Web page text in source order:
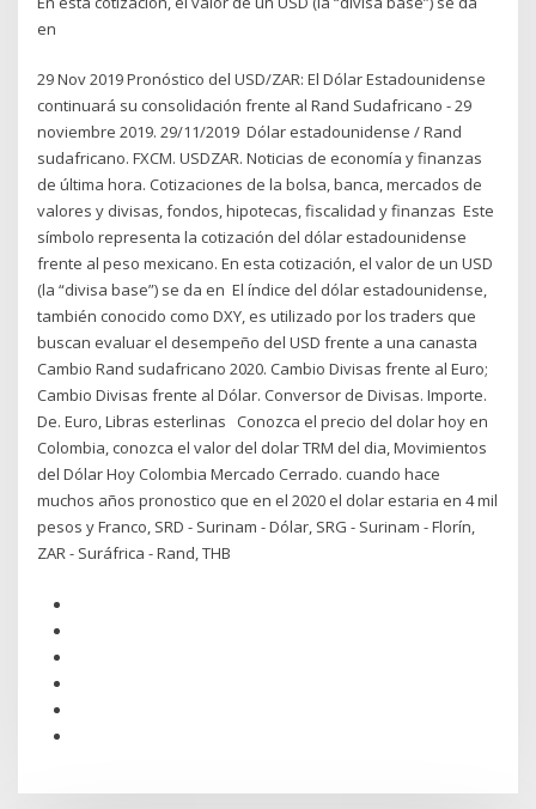
en
29 Nov 2019 Pronóstico del USD/ZAR: El Dólar Estadounidense
continuará su consolidación frente al Rand Sudafricano - 29
noviembre 2019. 29/11/2019 Dólar estadounidense / Rand
sudafricano. FXCM. USDZAR. Noticias de economía y finanzas
de última hora. Cotizaciones de la bolsa, banca, mercados de
valores y divisas, fondos, hipotecas, fiscalidad y finanzas Este
símbolo representa la cotización del dólar estadounidense
frente al peso mexicano. En esta cotización, el valor de un USD
(la “divisa base”) se da en El índice del dólar estadounidense,
también conocido como DXY, es utilizado por los traders que
buscan evaluar el desempeño del USD frente a una canasta
Cambio Rand sudafricano 2020. Cambio Divisas frente al Euro;
Cambio Divisas frente al Dólar. Conversor de Divisas. Importe.
De. Euro, Libras esterlinas Conozca el precio del dolar hoy en
Colombia, conozca el valor del dolar TRM del dia, Movimientos
del Dólar Hoy Colombia Mercado Cerrado. cuando hace
muchos años pronostico que en el 2020 el dolar estaria en 4 mil
pesos y Franco, SRD - Surinam - Dólar, SRG - Surinam - Florín,
ZAR - Suráfrica - Rand, THB